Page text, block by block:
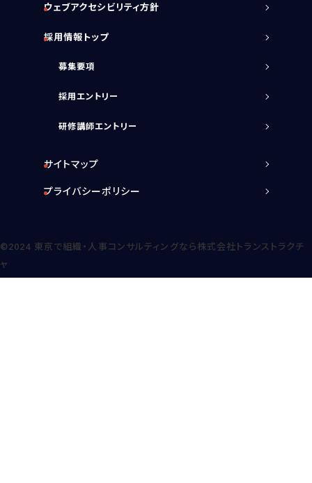
サイトマップ
プライバシーポリシー
ウェブアクセシビリティ方針
採用情報トップ
募集要項
採用エントリー
研修講師エントリー
©2024 東京で組織・人事コンサルティングなら株式会社トランストラクチ
ャ